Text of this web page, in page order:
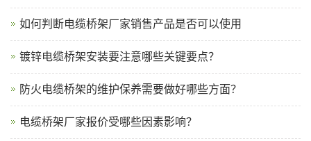
如何判断电缆桥架厂家销售产品是否可以使用
镀锌电缆桥架安装要注意哪些关键要点？
防火电缆桥架的维护保养需要做好哪些方面？
电缆桥架厂家报价受哪些因素影响？